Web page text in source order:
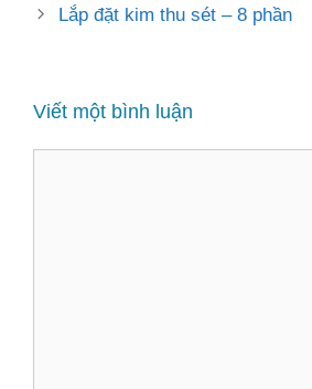
Lắp đặt kim thu sét – 8 phần
Viết một bình luận